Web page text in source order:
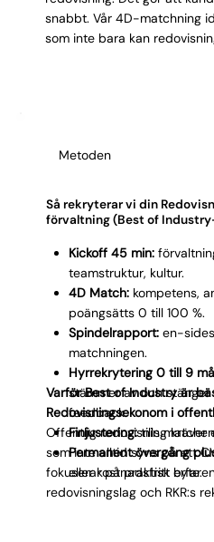
snabbt. Vår 4D-matchning
som inte bara kan
tillsatt. Du slipper
Metoden
Så rekryterar vi din
förvaltning (Best of
Kickoff 45 min:
teamstruktur, kultur.
4D Match: kompetens,
poängsätts 0 till 100 %.
Spindelrapport: en-
matchningen.
Hyrrekrytering 0 till 9
stämmer av och
feedback.
Finjustering:tills
Permanent övergång
eller kostnadsfritt byte.
Varför Best of Industry är
Redovisningsekonom i
Offentlig redovisning kräver
som inte alltid syns på ett
fokuserar på praktisk
redovisningslag och RKR:s